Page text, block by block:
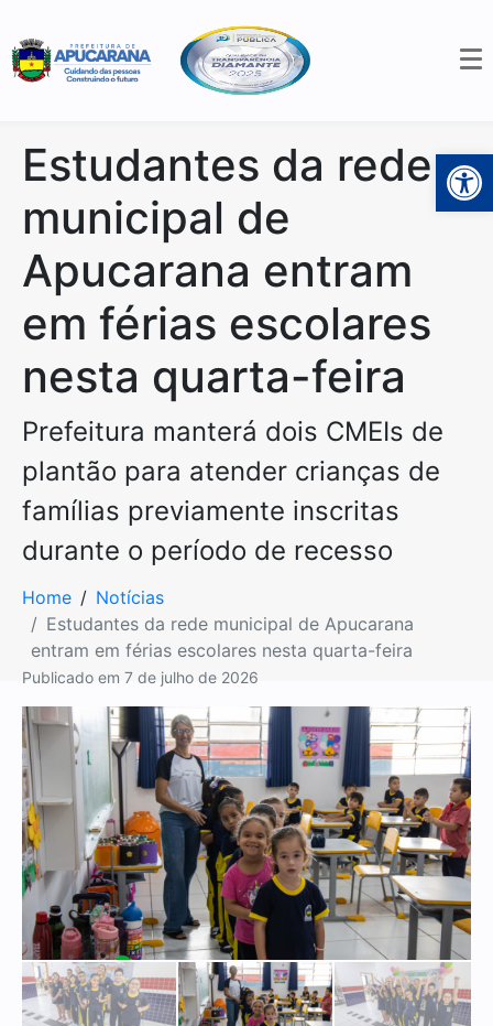
Estudantes da rede
municipal de
Apucarana entram
em férias escolares
nesta quarta-feira
Prefeitura manterá dois CMEIs de
plantão para atender crianças de
famílias previamente inscritas
durante o período de recesso
Home
Notícias
Estudantes da rede municipal de Apucarana
entram em férias escolares nesta quarta-feira
Publicado em 7 de julho de 2026